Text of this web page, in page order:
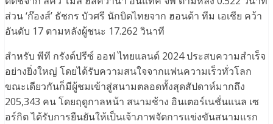
ส่วน ‘ก๊องส์’ ธัชกร บัวศรี นักบิดไทยจาก ฮอนด้า ทีม เอเชีย คว้า
อันดับ 17 ตามหลังผู้ชนะ 17.262 วินาที
สำหรับ พีที กรังด์ปรีซ์ ออฟ ไทยแลนด์ 2024 ประสบความสำเร็จ
อย่างยิ่งใหญ่ โดยได้รับความสนใจจากแฟนความเร็วทั่วโลก
ขณะเดียวกันก็มีผู้ชมเข้าสู่สนามตลอดทั้งสุดสัปดาห์มากถึง
205,343 คน โดยฤดูกาลหน้า สนามช้าง อินเตอร์เนชั่นแนล เซ
อร์กิต ได้รับการยืนยันให้เป็นเจ้าภาพจัดการแข่งขันสนามแรก